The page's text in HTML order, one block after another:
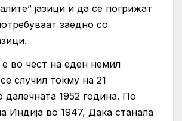
јазици и да се погрижат
заедно со
во чест на еден немил
случил токму на 21
далечната 1952 година. По
Индија во 1947, Дака станала